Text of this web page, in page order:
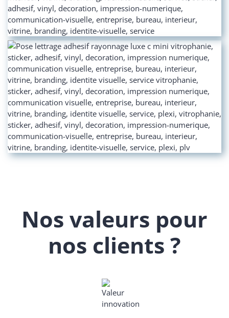
Nos valeurs pour
nos clients ?